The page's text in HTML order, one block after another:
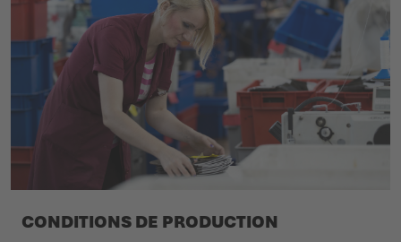
CONDITIONS DE PRODUCTION